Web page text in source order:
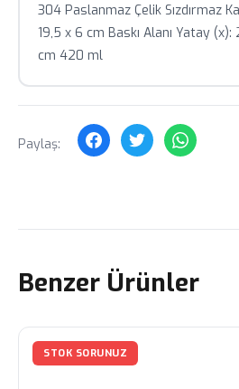
Toplu siparişlerde özel fiyat
geçin.
304 Paslanmaz Çelik Sızdırmaz
19,5 x 6 cm Baskı Alanı Yatay
cm 420 ml
Paylaş:
Benzer Ürünler
STOK SORUNUZ